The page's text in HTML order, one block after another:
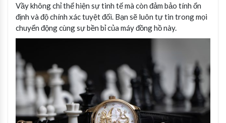
Vầy không chỉ thể hiện sự tinh tế mà còn đảm bảo tính ổn
định và độ chính xác tuyệt đối. Bạn sẽ luôn tự tin trong mọi
chuyển động cùng sự bền bỉ của máy đồng hồ này.